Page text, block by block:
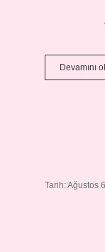
Devamını
Tarih: Ağustos